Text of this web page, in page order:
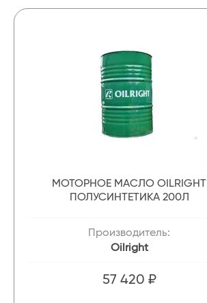
МОТОРНОЕ МАСЛО OILRIGHT
ПОЛУСИНТЕТИКА 200Л
Производитель:
Oilright
57 420 ₽